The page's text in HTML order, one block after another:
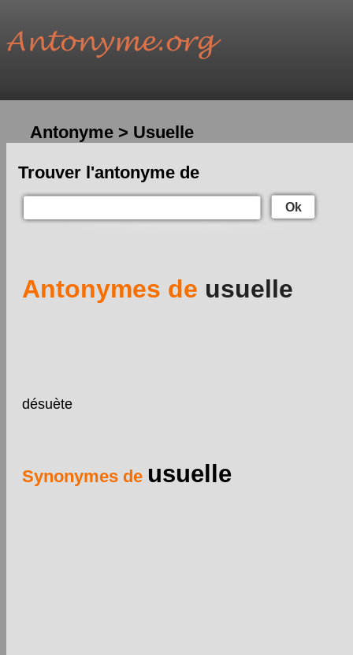
Antonyme > Usuelle
Trouver l'antonyme de
Ok
Antonymes de usuelle
désuète
Synonymes de usuelle